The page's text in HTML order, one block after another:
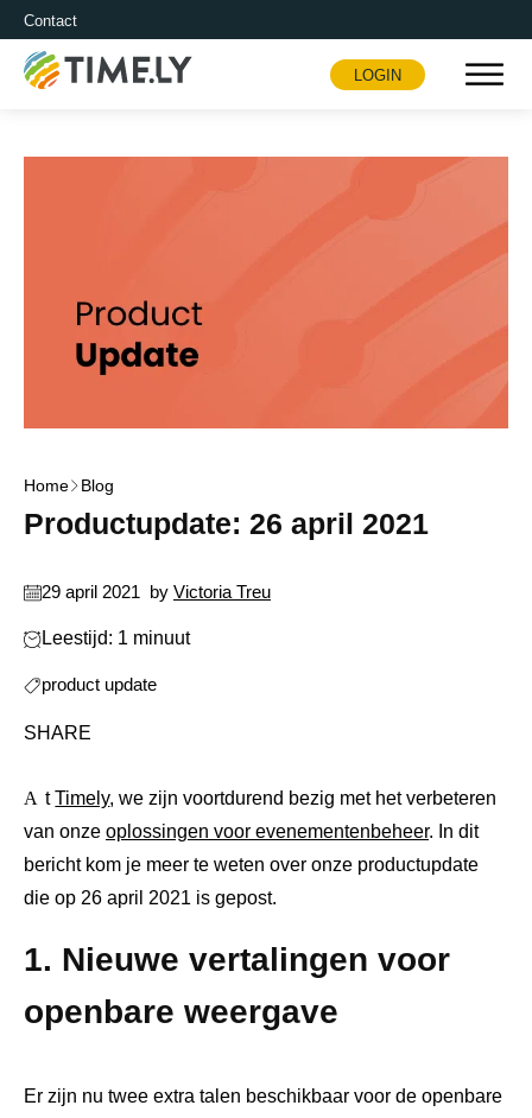
Contact
Timely
LOGIN
Home Blog
Productupdate: 26 april 2021
29 april 2021 by Victoria Treu
Leestijd: 1 minuut
product update
SHARE
AtTimely, we zijn voortdurend bezig met het verbeteren
van onze oplossingen voor evenementenbeheer. In dit
bericht kom je meer te weten over onze productupdate
die op 26 april 2021 is gepost.
1. Nieuwe vertalingen voor
openbare weergave
Er zijn nu twee extra talen beschikbaar voor de openbare